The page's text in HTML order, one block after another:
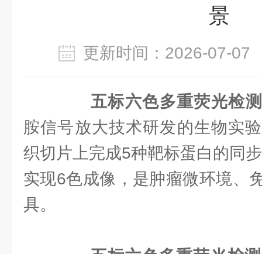
景
更新时间：2026-07-
五标六色多重荧光检
胺信号放大技术研发的生物实
织切片上完成5种靶标蛋白的同
实现6色成像，是肿瘤微环境、
具。